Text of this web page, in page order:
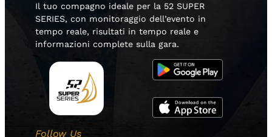
Il tuo compagno ideale per la 52 SUPER
SERIES, con monitoraggio dell’evento in
tempo reale, risultati in tempo reale e
informazioni complete sulla gara.
Follow Us